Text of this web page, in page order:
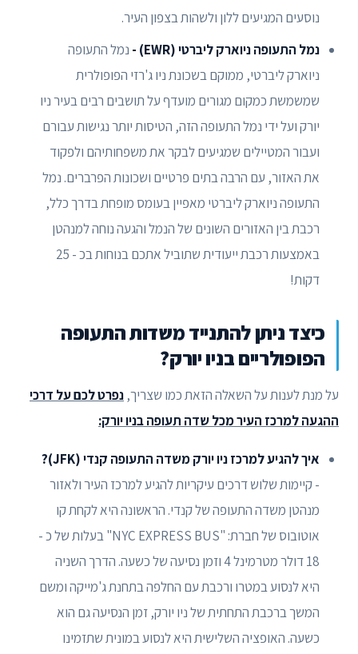
נוסעים המגיעים ללון ולשהות בצפון העיר.
נמל התעופה ניוארק ליברטי (EWR) -
נמל התעופה
ניוארק ליברטי, ממוקם בשכונת ניו ג'רזי הפופולרית
שמשמשת כמקום מגורים מועדף על תושבים רבים בעיר ניו
יורק ועל ידי נמל התעופה הזה, הטיסות יותר נגישות עבורם
ועבור המטיילים שמגיעים לבקר את משפחותיהם ולפקוד
את האזור, עם הרבה בתים פרטיים ושכונות הפרברים. נמל
התעופה ניוארק ליברטי מאפיין בעומס מופחת בדרך כלל,
רכבת בין האזורים השונים של הנמל והגעה נוחה למנהטן
באמצעות רכבת ייעודית שתוביל אתכם בנוחות בכ - 25
דקות!
כיצד ניתן להתנייד משדות התעופה
הפופולריים בניו יורק?
על מנת לענות על השאלה הזאת כמו שצריך, נפרט לכם על דרכי
ההגעה למרכז העיר מכל שדה תעופה בניו יורק:
איך להגיע למרכז ניו יורק משדה התעופה קנדי (JFK)?
- קיימות שלוש דרכים עיקריות להגיע למרכז העיר ולאזור
מנהטן משדה התעופה של קנדי. הראשונה היא לקחת קו
אוטובוס של חברת: "NYC EXPRESS BUS" בעלות של כ -
18 דולר מטרמינל 4 וזמן נסיעה של כשעה. הדרך השניה
היא לנסוע במטרו ורכבת עם החלפה בתחנת ג'מייקה ומשם
המשך ברכבת התחתית של ניו יורק, זמן הנסיעה גם הוא
כשעה. האופציה השלישית היא לנסוע במונית שתזמינו